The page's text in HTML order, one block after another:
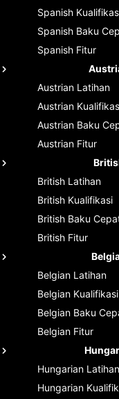
Spanish
Spanish Baku
Spanish Fitur
Austrian Latihan
Austrian
Austrian Baku
Austrian Fitur
British Latihan
British Kualifikasi
British Baku
British Fitur
Belgian Latihan
Belgian Kualifikasi
Belgian Baku
Belgian Fitur
Hungarian Latihan
Hungarian